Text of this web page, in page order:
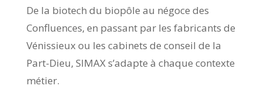
De la biotech du biopôle au négoce des
Confluences, en passant par les fabricants de
Vénissieux ou les cabinets de conseil de la
Part-Dieu, SIMAX s’adapte à chaque contexte
métier.